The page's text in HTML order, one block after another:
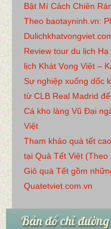
Bật Mí Cách Chiên
Theo baotayninh.vn:
Review tour du lịch
lịch Khát Vọng Việt –
Sự nghiệp xuống dốc
từ CLB Real Madrid
Cá kho làng Vũ Đại
Việt
Tham khảo quà tết
tại Quà Tết Việt (Theo
Giỏ quà Tết gồm
Quatetviet.com.vn
Bản đồ chỉ đường